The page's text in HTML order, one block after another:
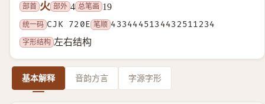
部首 火 部外 4 总笔画 19
统一码 CJK 720E 笔顺 4334445134432511234
字形结构 左右结构
基本解释 音韵方言 字源字形